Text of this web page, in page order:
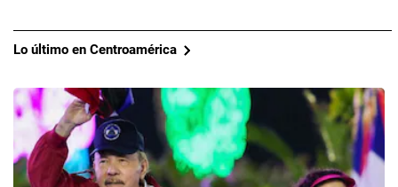
Lo último en Centroamérica